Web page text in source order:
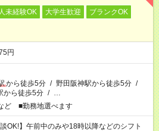
未経験OK 大学生歓迎
ブランクOK
円
から徒歩5分 / 野田阪神駅から徒歩5分 /
から徒歩5分 / …
ど ■勤務地選べます
OK!】午前中のみや18時以降などのシフト